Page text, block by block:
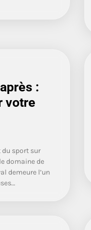
:
votre
du sport sur
domaine de
demeure l’un